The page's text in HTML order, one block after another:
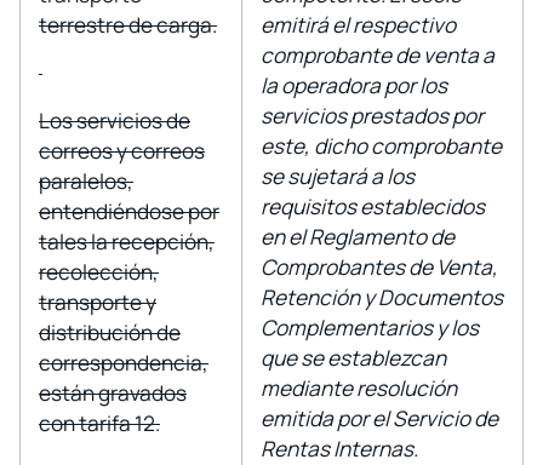
terrestre de carga.
Los servicios de
correos y correos
paralelos,
entendiéndose por
tales la recepción,
recolección,
transporte y
distribución de
correspondencia,
están gravados
con tarifa 12.
emitirá el respectivo
comprobante de venta a
la operadora por los
servicios prestados por
este, dicho comprobante
se sujetará a los
requisitos establecidos
en el Reglamento de
Comprobantes de Venta,
Retención y Documentos
Complementarios y los
que se establezcan
mediante resolución
emitida por el Servicio de
Rentas Internas.